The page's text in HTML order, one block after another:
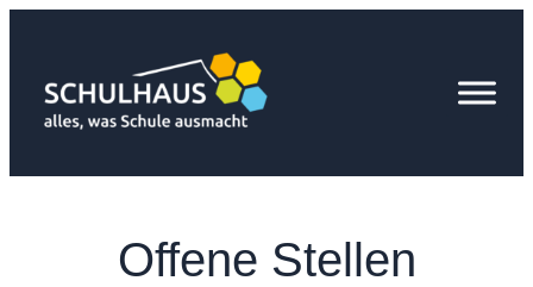
springen
Offene Stellen